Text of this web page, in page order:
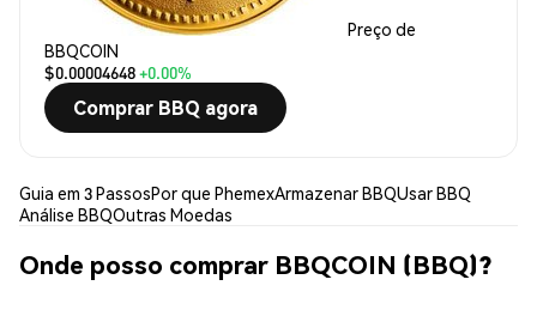
Preço de
BBQCOIN
$0.00004648+0.00%
Comprar BBQ agora
Guia em 3 PassosPor que PhemexArmazenar BBQUsar BBQ
Análise BBQOutras Moedas
Onde posso comprar BBQCOIN (BBQ)?